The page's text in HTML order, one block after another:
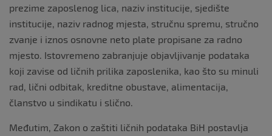
prezime zaposlenog lica, naziv institucije, sjedište
institucije, naziv radnog mjesta, stručnu spremu, stručno
zvanje i iznos osnovne neto plate propisane za radno
mjesto. Istovremeno zabranjuje objavljivanje podataka
koji zavise od ličnih prilika zaposlenika, kao što su minuli
rad, lični odbitak, kreditne obustave, alimentacija,
članstvo u sindikatu i slično.
Međutim, Zakon o zaštiti ličnih podataka BiH postavlja